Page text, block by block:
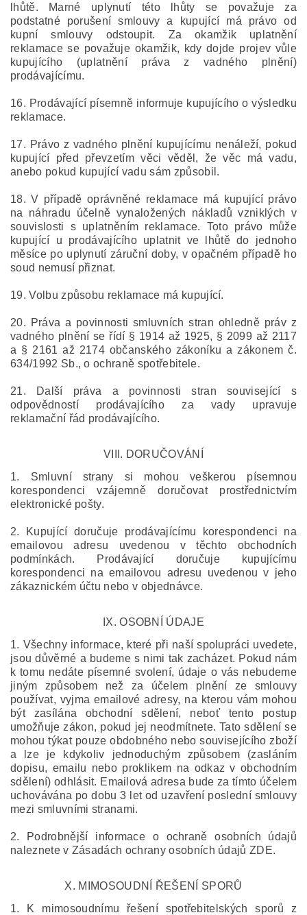
lhůtě. Marné uplynutí této lhůty se považuje za
podstatné porušení smlouvy a kupující má právo od
kupní smlouvy odstoupit. Za okamžik uplatnění
reklamace se považuje okamžik, kdy dojde projev vůle
kupujícího (uplatnění práva z vadného plnění)
prodávajícímu.
16. Prodávající písemně informuje kupujícího o výsledku
reklamace.
17. Právo z vadného plnění kupujícímu nenáleží, pokud
kupující před převzetím věci věděl, že věc má vadu,
anebo pokud kupující vadu sám způsobil.
18. V případě oprávněné reklamace má kupující právo
na náhradu účelně vynaložených nákladů vzniklých v
souvislosti s uplatněním reklamace. Toto právo může
kupující u prodávajícího uplatnit ve lhůtě do jednoho
měsíce po uplynutí záruční doby, v opačném případě ho
soud nemusí přiznat.
19. Volbu způsobu reklamace má kupující.
20. Práva a povinnosti smluvních stran ohledně práv z
vadného plnění se řídí § 1914 až 1925, § 2099 až 2117
a § 2161 až 2174 občanského zákoníku a zákonem č.
634/1992 Sb., o ochraně spotřebitele.
21. Další práva a povinnosti stran související s
odpovědností prodávajícího za vady upravuje
reklamační řád prodávajícího.
VIII. DORUČOVÁNÍ
1. Smluvní strany si mohou veškerou písemnou
korespondenci vzájemně doručovat prostřednictvím
elektronické pošty.
2. Kupující doručuje prodávajícímu korespondenci na
emailovou adresu uvedenou v těchto obchodních
podmínkách. Prodávající doručuje kupujícímu
korespondenci na emailovou adresu uvedenou v jeho
zákaznickém účtu nebo v objednávce.
IX.OSOBNÍ ÚDAJE
1. Všechny informace, které při naší spolupráci uvedete,
jsou důvěrné a budeme s nimi tak zacházet. Pokud nám
k tomu nedáte písemné svolení, údaje o vás nebudeme
jiným způsobem než za účelem plnění ze smlouvy
používat, vyjma emailové adresy, na kterou vám mohou
být zasílána obchodní sdělení, neboť tento postup
umožňuje zákon, pokud jej neodmítnete. Tato sdělení se
mohou týkat pouze obdobného nebo souvisejícího zboží
a lze je kdykoliv jednoduchým způsobem (zasláním
dopisu, emailu nebo proklikem na odkaz v obchodním
sdělení) odhlásit. Emailová adresa bude za tímto účelem
uchovávána po dobu 3 let od uzavření poslední smlouvy
mezi smluvními stranami.
2. Podrobnější informace o ochraně osobních údajů
naleznete v Zásadách ochrany osobních údajů ZDE.
X. MIMOSOUDNÍ ŘEŠENÍ SPORŮ
1. K mimosoudnímu řešení spotřebitelských sporů z